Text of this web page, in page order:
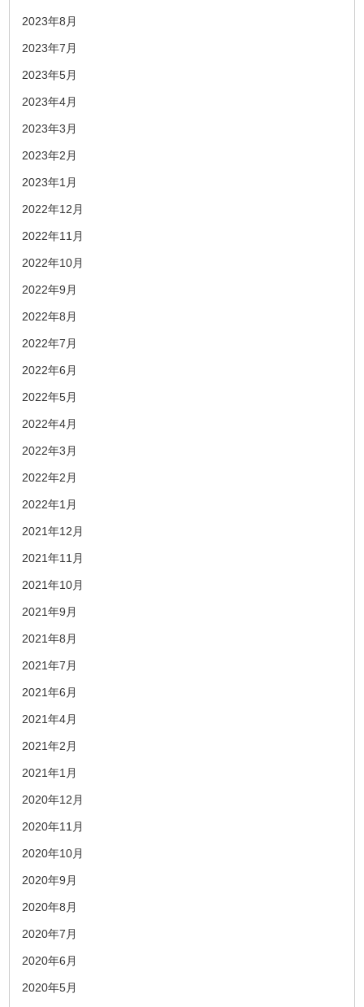
2023年8月
2023年7月
2023年5月
2023年4月
2023年3月
2023年2月
2023年1月
2022年12月
2022年11月
2022年10月
2022年9月
2022年8月
2022年7月
2022年6月
2022年5月
2022年4月
2022年3月
2022年2月
2022年1月
2021年12月
2021年11月
2021年10月
2021年9月
2021年8月
2021年7月
2021年6月
2021年4月
2021年2月
2021年1月
2020年12月
2020年11月
2020年10月
2020年9月
2020年8月
2020年7月
2020年6月
2020年5月